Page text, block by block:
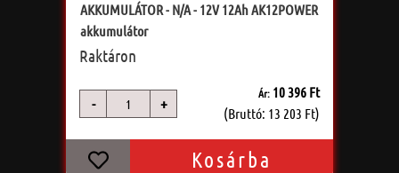
AKKUMULÁTOR - N/A - 12V 12Ah AK12POWER
akkumulátor
Raktáron
- +
Ár: 10 396 Ft
(Bruttó: 13 203 Ft)
Kosárba